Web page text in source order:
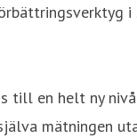
till en helt ny
mätningen